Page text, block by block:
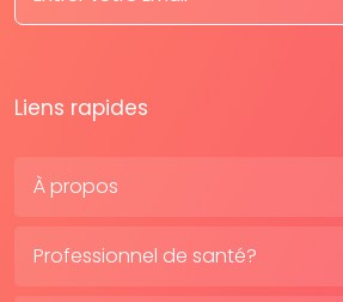
Liens rapides
À propos
Professionnel de santé?